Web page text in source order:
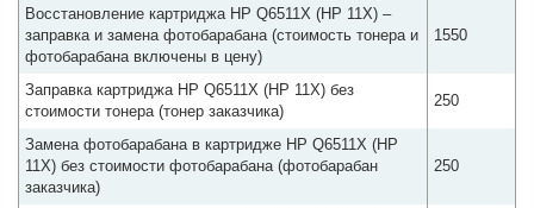
Восстановление картриджа HP Q6511X (HP 11X) –
заправка и замена фотобарабана (стоимость тонера и
фотобарабана включены в цену)
1550
Заправка картриджа HP Q6511X (HP 11X) без
стоимости тонера (тонер заказчика)
250
Замена фотобарабана в картридже HP Q6511X (HP
11X) без стоимости фотобарабана (фотобарабан
заказчика)
250